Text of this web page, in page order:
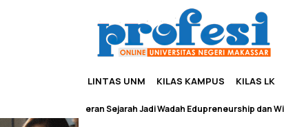
LINTAS UNM KILAS KAMPUS KILAS LK
Pameran Sejarah Jadi Wadah Edupreneurship dan Wisata